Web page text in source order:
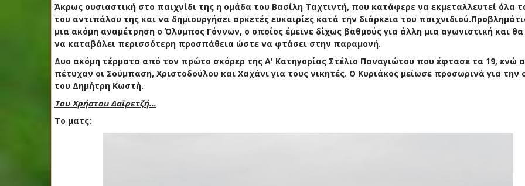
Άκρως ουσιαστική στο παιχνίδι της η ομάδα του Βασίλη Ταχτιντή, που κατάφερε να εκμεταλλευτεί όλα
του αντιπάλου της και να δημιουργήσει αρκετές ευκαιρίες κατά την διάρκεια του
μια ακόμη αναμέτρηση ο Όλυμπος Γόννων, ο οποίος έμεινε δίχως βαθμούς για άλλη μια αγωνιστική και
να καταβάλει περισσότερη προσπάθεια ώστε να φτάσει στην παραμονή.
Δυο ακόμη τέρματα από τον πρώτο σκόρερ της Α' Κατηγορίας Στέλιο Παναγιώτου που έφτασε τα 19, ενώ
πέτυχαν οι Σούμπαση, Χριστοδούλου και Χαχάνι για τους νικητές. Ο Κυριάκος μείωσε προσωρινά για την
του Δημήτρη Κωστή.
Του Χρήστου Δαϊρετζή...
Το ματς: